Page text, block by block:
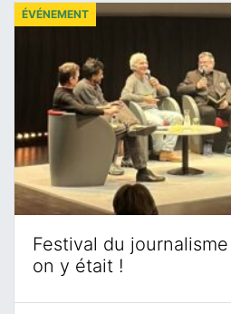
Festival du
on y était !
ÉVÉNEMENT